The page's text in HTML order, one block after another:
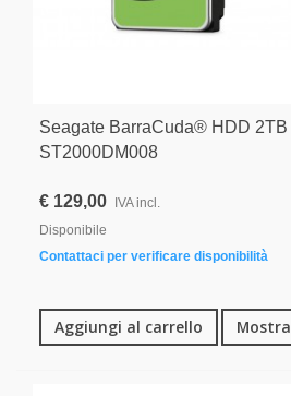
Seagate BarraCuda® HDD 2TB
ST2000DM008
€ 129,00
IVA incl.
Disponibile
Contattaci per verificare disponibilità
Aggiungi al carrello